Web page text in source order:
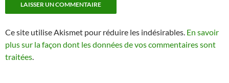
Ce site utilise Akismet pour réduire les indésirables. En savoir
plus sur la façon dont les données de vos commentaires sont
traitées.